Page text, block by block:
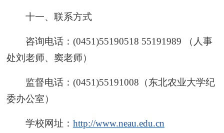
十一、联系方式
咨询电话：(0451)55190518 55191989 （人事
处刘老师、窦老师）
监督电话：(0451)55191008（东北农业大学纪
委办公室）
学校网址： http://www.neau.edu.cn